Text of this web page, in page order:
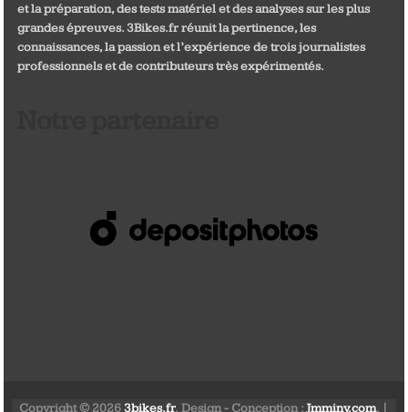
et la préparation, des tests matériel et des analyses sur les plus
grandes épreuves. 3Bikes.fr réunit la pertinence, les
connaissances, la passion et l’expérience de trois journalistes
professionnels et de contributeurs très expérimentés.
Copyright © 20263bikes.fr. Design - Conception :Jmminy.com. |